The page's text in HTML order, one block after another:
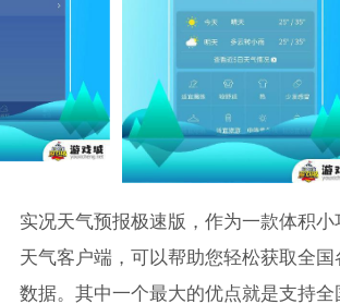
实况天气预报极速版，作为一款体积
天气客户端，可以帮助您轻松获取全
数据。其中一个最大的优点就是支持